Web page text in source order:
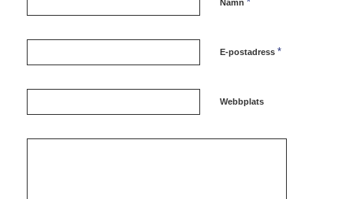
Namn
E-postadress *
Webbplats